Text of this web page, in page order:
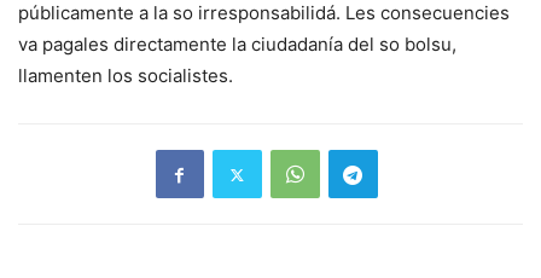
públicamente a la so irresponsabilidá. Les consecuencies
va pagales directamente la ciudadanía del so bolsu,
llamenten los socialistes.